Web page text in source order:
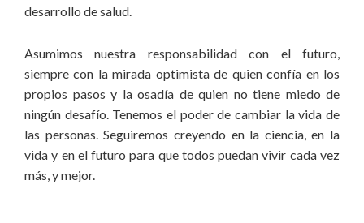
desarrollo de salud.
Asumimos nuestra responsabilidad con el futuro,
siempre con la mirada optimista de quien confía en los
propios pasos y la osadía de quien no tiene miedo de
ningún desafío. Tenemos el poder de cambiar la vida de
las personas. Seguiremos creyendo en la ciencia, en la
vida y en el futuro para que todos puedan vivir cada vez
más, y mejor.